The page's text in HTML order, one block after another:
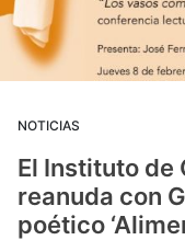
NOTICIAS
El Instituto
reanuda con
poético